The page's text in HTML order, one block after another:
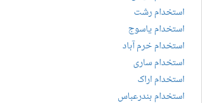
استخدام رشت
استخدام یاسوج
استخدام خرم آباد
استخدام ساری
استخدام اراک
استخدام بندرعباس